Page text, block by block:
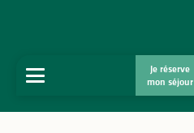
Je réserve
mon séjour